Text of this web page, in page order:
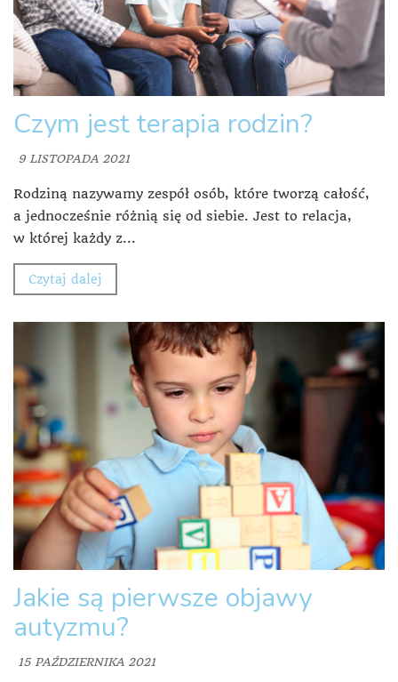
Czym jest terapia rodzin?
9 LISTOPADA 2021
Rodziną nazywamy zespół osób, które tworzą całość,
a jednocześnie różnią się od siebie. Jest to relacja,
w której każdy z...
Czytaj dalej
Jakie są pierwsze objawy
autyzmu?
15 PAŹDZIERNIKA 2021